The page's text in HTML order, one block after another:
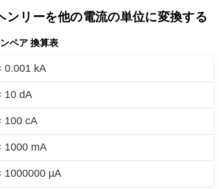
リーを他の電流の単位に変換する
ペア 換算表
0.001 kA
10 dA
100 cA
1000 mA
1000000 µA